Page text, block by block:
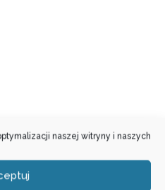
naszej witryny i naszych